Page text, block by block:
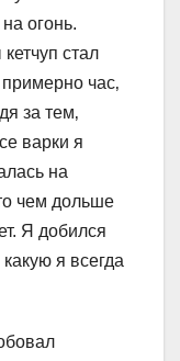
огонь.
стал
час‚
за тем‚
варки я
на
чем дольше
Я добился
я всегда